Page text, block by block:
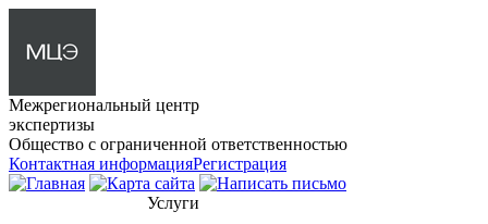
Межрегиональный центр
экспертизы
Общество с ограниченной ответственностью
Контактная информацияРегистрация
Услуги